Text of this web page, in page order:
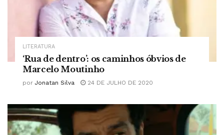
LITERATURA
‘Rua de dentro’: os caminhos óbvios de
Marcelo Moutinho
por Jonatan Silva 24 DE JULHO DE 2020